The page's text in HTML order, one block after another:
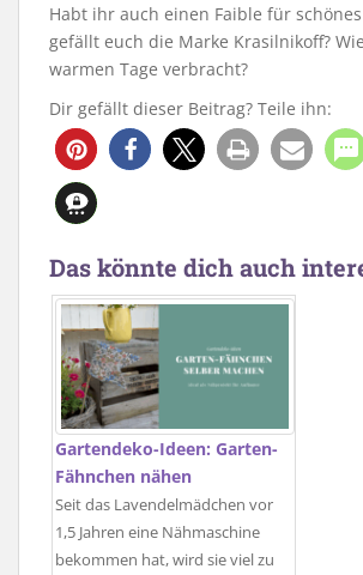
Habt ihr auch einen Faible für
gefällt euch die Marke Krasilnikoff?
warmen Tage verbracht?
Dir gefällt dieser Beitrag? Teile ihn:
101
Das könnte dich auch
Gartendeko-Ideen: Garten-
Fähnchen nähen
Seit das Lavendelmädchen vor
1,5 Jahren eine Nähmaschine
bekommen hat, wird sie viel zu